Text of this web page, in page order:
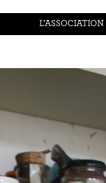
L’ASSOCIATION